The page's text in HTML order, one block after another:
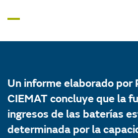
Un informe elaborado por
CIEMAT concluye que la
ingresos de las baterías
determinada por la